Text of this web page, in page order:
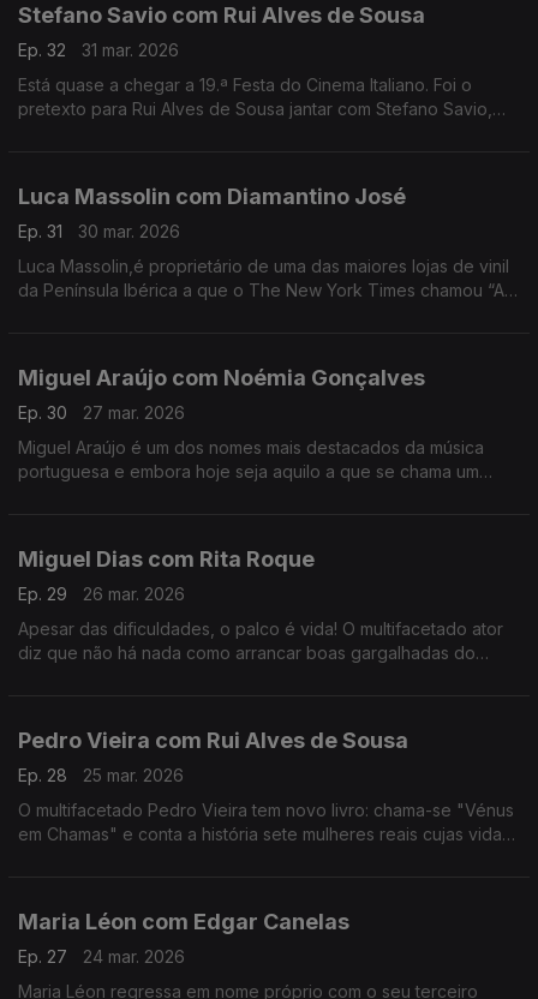
Stefano Savio com Rui Alves de Sousa
Ep. 32
31 mar. 2026
Está quase a chegar a 19.ª Festa do Cinema Italiano. Foi o
pretexto para Rui Alves de Sousa jantar com Stefano Savio,
Luca Massolin com Diamantino José
Ep. 31
30 mar. 2026
Luca Massolin,é proprietário de uma das maiores lojas de vinil
da Península Ibérica a que o The New York Times chamou “A
Miguel Araújo com Noémia Gonçalves
Ep. 30
27 mar. 2026
Miguel Araújo é um dos nomes mais destacados da música
portuguesa e embora hoje seja aquilo a que se chama um
Miguel Dias com Rita Roque
Ep. 29
26 mar. 2026
Apesar das dificuldades, o palco é vida! O multifacetado ator
diz que não há nada como arrancar boas gargalhadas do
Pedro Vieira com Rui Alves de Sousa
Ep. 28
25 mar. 2026
O multifacetado Pedro Vieira tem novo livro: chama-se "Vénus
em Chamas" e conta a história sete mulheres reais cujas vidas
Maria Léon com Edgar Canelas
Ep. 27
24 mar. 2026
Maria Léon regressa em nome próprio com o seu terceiro